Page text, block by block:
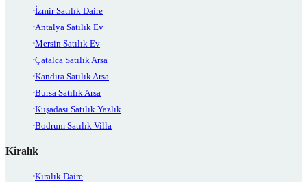
İzmir Satılık Daire
Antalya Satılık Ev
Mersin Satılık Ev
Çatalca Satılık Arsa
Kandıra Satılık Arsa
Bursa Satılık Arsa
Kuşadası Satılık Yazlık
Bodrum Satılık Villa
Kiralık
Kiralık Daire